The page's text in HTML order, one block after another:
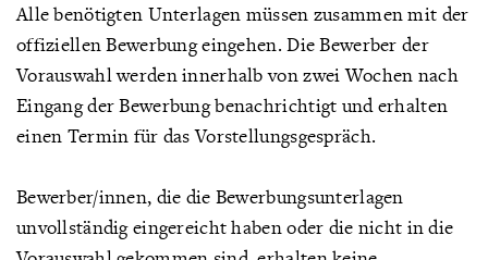
Alle benötigten Unterlagen müssen zusammen mit der
offiziellen Bewerbung eingehen. Die Bewerber der
Vorauswahl werden innerhalb von zwei Wochen nach
Eingang der Bewerbung benachrichtigt und erhalten
einen Termin für das Vorstellungsgespräch.
Bewerber/innen, die die Bewerbungsunterlagen
unvollständig eingereicht haben oder die nicht in die